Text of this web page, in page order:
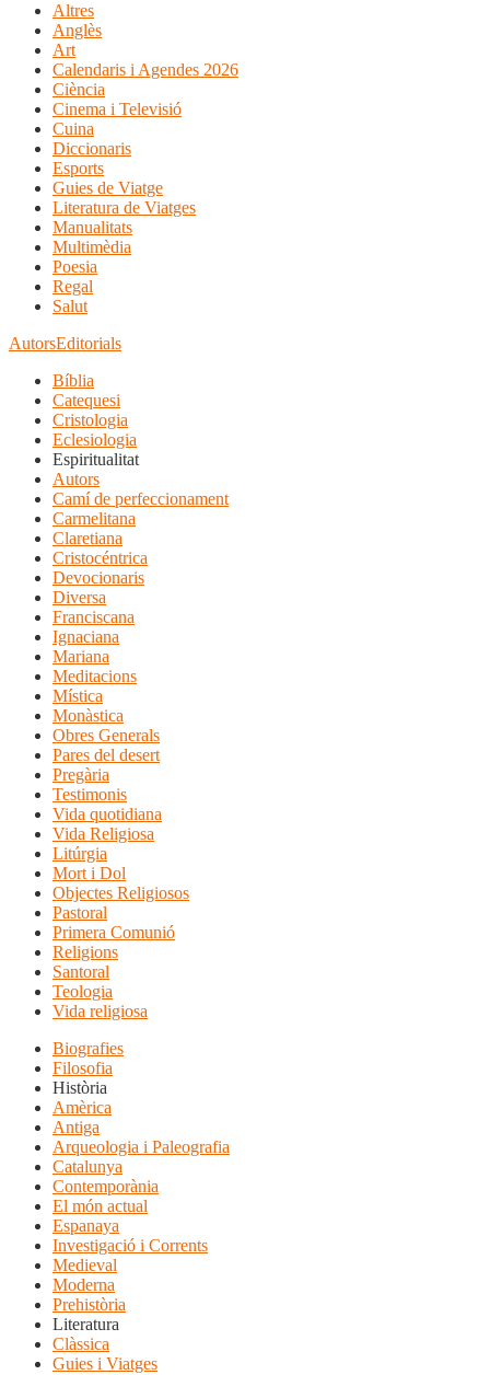
Altres
Anglès
Art
Calendaris i Agendes 2026
Ciència
Cinema i Televisió
Cuina
Diccionaris
Esports
Guies de Viatge
Literatura de Viatges
Manualitats
Multimèdia
Poesia
Regal
Salut
AutorsEditorials
Bíblia
Catequesi
Cristologia
Eclesiologia
Espiritualitat
Autors
Camí de perfeccionament
Carmelitana
Claretiana
Cristocéntrica
Devocionaris
Diversa
Franciscana
Ignaciana
Mariana
Meditacions
Mística
Monàstica
Obres Generals
Pares del desert
Pregària
Testimonis
Vida quotidiana
Vida Religiosa
Litúrgia
Mort i Dol
Objectes Religiosos
Pastoral
Primera Comunió
Religions
Santoral
Teologia
Vida religiosa
Biografies
Filosofia
Història
Amèrica
Antiga
Arqueologia i Paleografia
Catalunya
Contemporània
El món actual
Espanaya
Investigació i Corrents
Medieval
Moderna
Prehistòria
Literatura
Clàssica
Guies i Viatges